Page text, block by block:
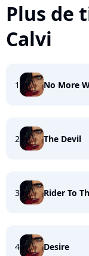
Plus de
Calvi
1 No More
2 The Devil
3 Rider To
4 Desire